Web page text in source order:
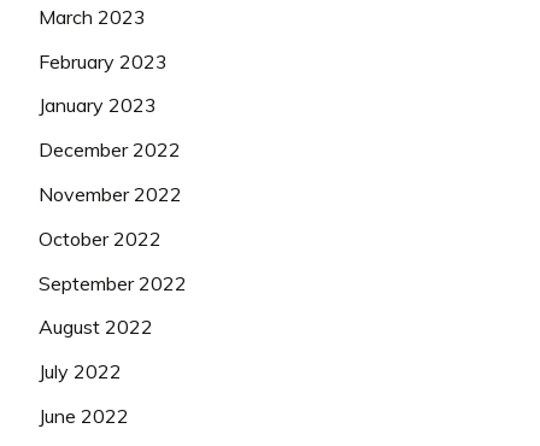
March 2023
February 2023
January 2023
December 2022
November 2022
October 2022
September 2022
August 2022
July 2022
June 2022